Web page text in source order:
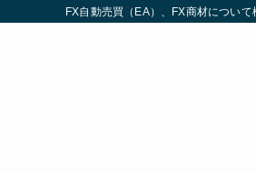
FX自動売買（EA）、FX商材につい